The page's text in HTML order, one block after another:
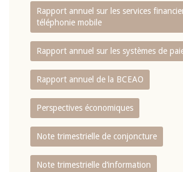
Rapport annuel sur les services
téléphonie mobile
Rapport annuel sur les systèmes de
Rapport annuel de la BCEAO
Perspectives économiques
Note trimestrielle de conjoncture
Note trimestrielle d‘information